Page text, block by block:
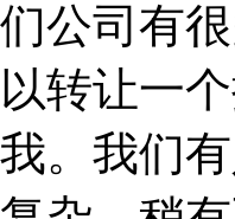
们公司有
以转让一
我。我们